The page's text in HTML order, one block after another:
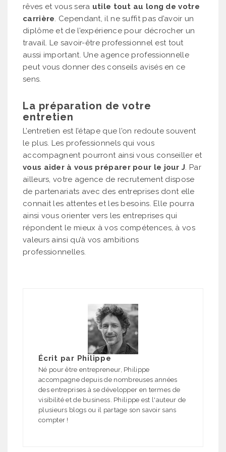
rêves et vous sera utile tout au long de votre
carrière. Cependant, il ne suffit pas d’avoir un
diplôme et de l’expérience pour décrocher un
travail. Le savoir-être professionnel est tout
aussi important. Une agence professionnelle
peut vous donner des conseils avisés en ce
sens.
La préparation de votre
entretien
L’entretien est l’étape que l’on redoute souvent
le plus. Les professionnels qui vous
accompagnent pourront ainsi vous conseiller et
vous aider à vous préparer pour le jour J. Par
ailleurs, votre agence de recrutement dispose
de partenariats avec des entreprises dont elle
connait les attentes et les besoins. Elle pourra
ainsi vous orienter vers les entreprises qui
répondent le mieux à vos compétences, à vos
valeurs ainsi qu’à vos ambitions
professionnelles.
Écrit par Philippe
Né pour être entrepreneur, Philippe
accompagne depuis de nombreuses années
des entreprises à se développer en termes de
visibilité et de business. Philippe est l'auteur de
plusieurs blogs ou il partage son savoir sans
compter !